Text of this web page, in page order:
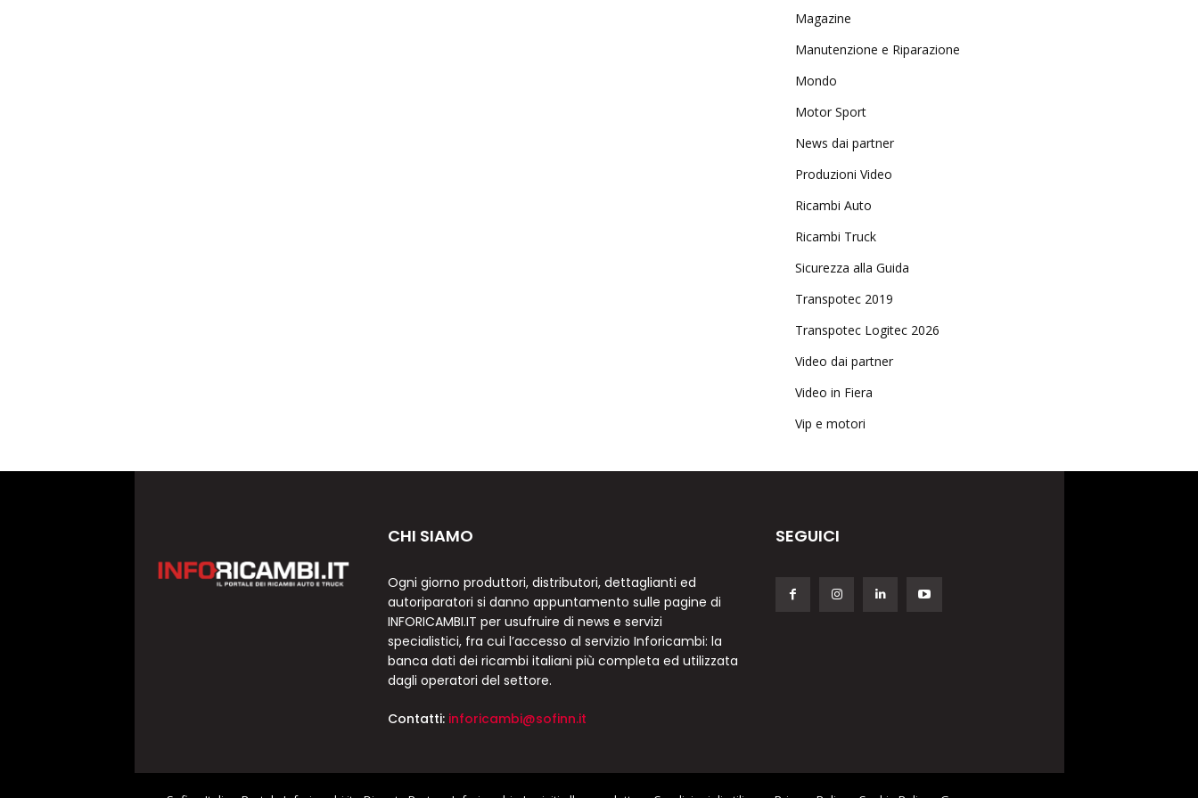
Magazine
Manutenzione e Riparazione
Mondo
Motor Sport
News dai partner
Produzioni Video
Ricambi Auto
Ricambi Truck
Sicurezza alla Guida
Transpotec 2019
Transpotec Logitec 2026
Video dai partner
Video in Fiera
Vip e motori
CHI SIAMO
Ogni giorno produttori, distributori, dettaglianti ed
autoriparatori si danno appuntamento sulle pagine di
INFORICAMBI.IT per usufruire di news e servizi
specialistici, fra cui l’accesso al servizio Inforicambi: la
banca dati dei ricambi italiani più completa ed utilizzata
dagli operatori del settore.
Contatti: inforicambi@sofinn.it
SEGUICI